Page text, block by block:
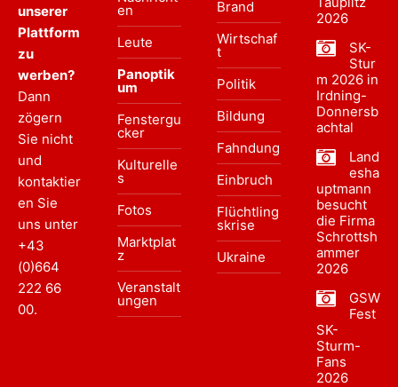
unserer
Plattform
zu
werben?
Dann
zögern
Sie nicht
und
kontaktier
en Sie
uns unter
+43
(0)664
222 66
00.
en
Leute
Panoptik
um
Fenstergu
cker
Kulturelle
s
Fotos
Marktplat
z
Veranstalt
ungen
Brand
Wirtschaf
t
Politik
Bildung
Fahndung
Einbruch
Flüchtling
skrise
Ukraine
2026
SK-
Stur
m 2026 in
Irdning-
Donnersb
achtal
Land
esha
uptmann
besucht
die Firma
Schrottsh
ammer
2026
GSW
Fest
SK-
Sturm-
Fans
2026